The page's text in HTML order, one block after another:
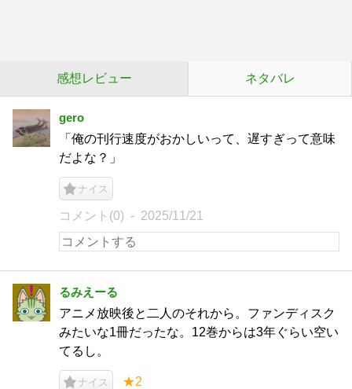
感想レビュー ネタバレ
gero
「俺の刊行速度がおかしいって、遅すぎって意味
だよな？」
ナイス
コメント(0) 2025/11/21
るみえーる
アニメ放映後と二人のそれから。ファンディスク
みたいな1冊だったな。12巻からは3年ぐらい空い
てるし。
ナイス ★2